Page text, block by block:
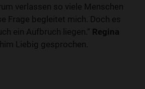
verlassen so viele Menschen
Frage begleitet mich. Doch es
ein Aufbruch liegen.“ Regina
Liebig gesprochen.